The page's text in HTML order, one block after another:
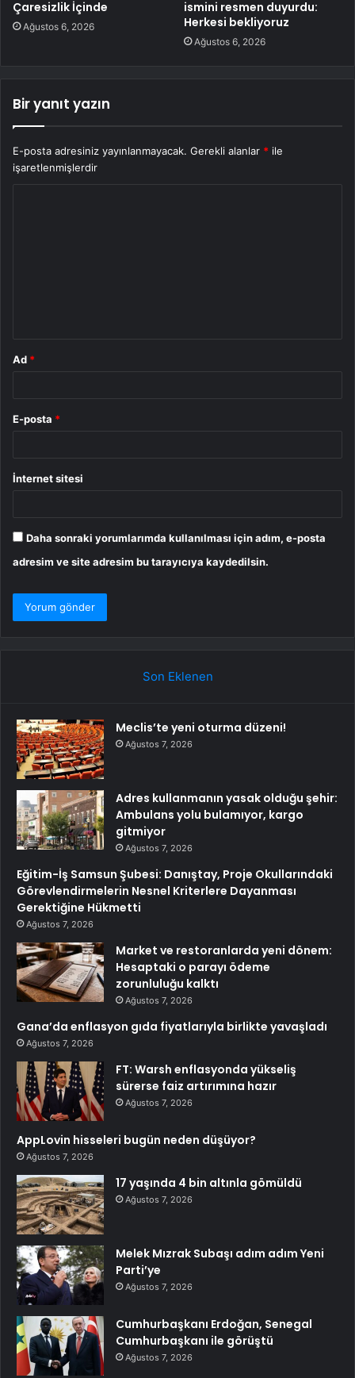
Çaresizlik İçinde
Ağustos 6, 2026
ismini resmen duyurdu:
Herkesi bekliyoruz
Ağustos 6, 2026
Bir yanıt yazın
E-posta adresiniz yayınlanmayacak. Gerekli alanlar * ile
işaretlenmişlerdir
Ad *
E-posta *
İnternet sitesi
Daha sonraki yorumlarımda kullanılması için adım, e-posta
adresim ve site adresim bu tarayıcıya kaydedilsin.
Son Eklenen
Meclis’te yeni oturma düzeni!
Ağustos 7, 2026
Adres kullanmanın yasak olduğu şehir:
Ambulans yolu bulamıyor, kargo
gitmiyor
Ağustos 7, 2026
Eğitim-İş Samsun Şubesi: Danıştay, Proje Okullarındaki
Görevlendirmelerin Nesnel Kriterlere Dayanması
Gerektiğine Hükmetti
Ağustos 7, 2026
Market ve restoranlarda yeni dönem:
Hesaptaki o parayı ödeme
zorunluluğu kalktı
Ağustos 7, 2026
Gana’da enflasyon gıda fiyatlarıyla birlikte yavaşladı
Ağustos 7, 2026
FT: Warsh enflasyonda yükseliş
sürerse faiz artırımına hazır
Ağustos 7, 2026
AppLovin hisseleri bugün neden düşüyor?
Ağustos 7, 2026
17 yaşında 4 bin altınla gömüldü
Ağustos 7, 2026
Melek Mızrak Subaşı adım adım Yeni
Parti’ye
Ağustos 7, 2026
Cumhurbaşkanı Erdoğan, Senegal
Cumhurbaşkanı ile görüştü
Ağustos 7, 2026